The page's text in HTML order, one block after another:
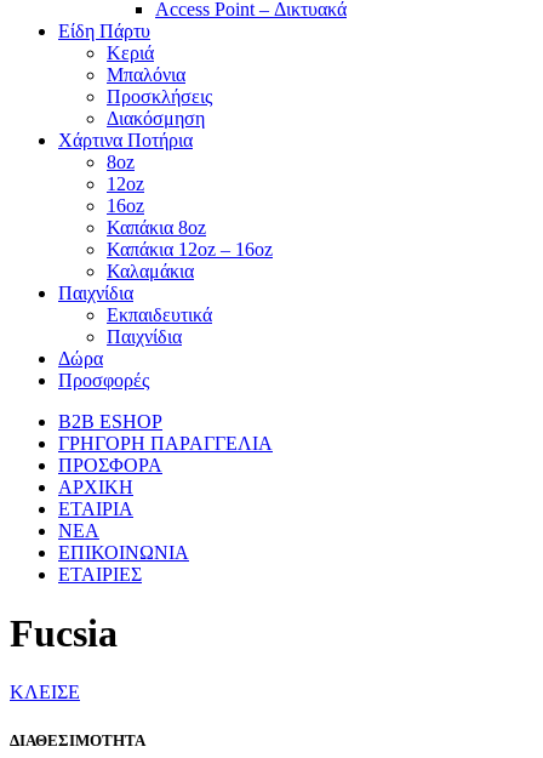
Access Point – Δικτυακά
Είδη Πάρτυ
Κεριά
Μπαλόνια
Προσκλήσεις
Διακόσμηση
Χάρτινα Ποτήρια
8oz
12oz
16oz
Καπάκια 8oz
Καπάκια 12oz – 16oz
Καλαμάκια
Παιχνίδια
Εκπαιδευτικά
Παιχνίδια
Δώρα
Προσφορές
B2B ESHOP
ΓΡΗΓΟΡΗ ΠΑΡΑΓΓΕΛΙΑ
ΠΡΟΣΦΟΡΑ
ΑΡΧΙΚΗ
ΕΤΑΙΡΙΑ
ΝΕΑ
ΕΠΙΚΟΙΝΩΝΙΑ
ΕΤΑΙΡΙΕΣ
Fucsia
ΚΛΕΙΣΕ
ΔΙΑΘΕΣΙΜΟΤΗΤΑ